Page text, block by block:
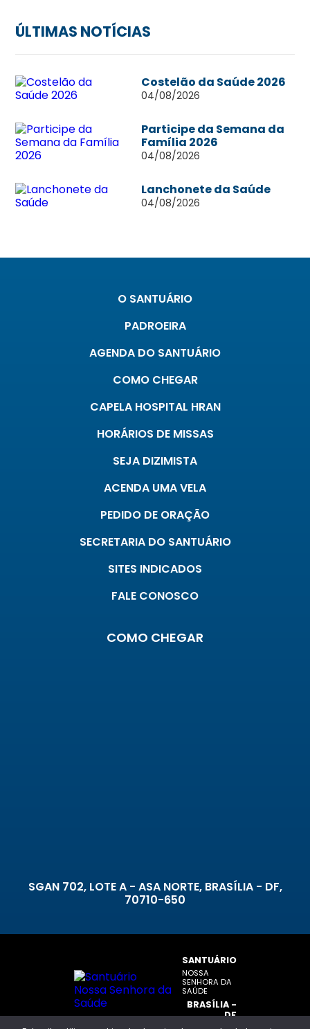
ÚLTIMAS NOTÍCIAS
Costelão da Saúde 2026
04/08/2026
Participe da Semana da
Família 2026
04/08/2026
Lanchonete da Saúde
04/08/2026
O SANTUÁRIO
PADROEIRA
AGENDA DO SANTUÁRIO
COMO CHEGAR
CAPELA HOSPITAL HRAN
HORÁRIOS DE MISSAS
SEJA DIZIMISTA
ACENDA UMA VELA
PEDIDO DE ORAÇÃO
SECRETARIA DO SANTUÁRIO
SITES INDICADOS
FALE CONOSCO
COMO CHEGAR
SGAN 702, LOTE A - ASA NORTE, BRASÍLIA - DF,
70710-650
SANTUÁRIO
NOSSA
SENHORA DA
SAÚDE
BRASÍLIA -
DF